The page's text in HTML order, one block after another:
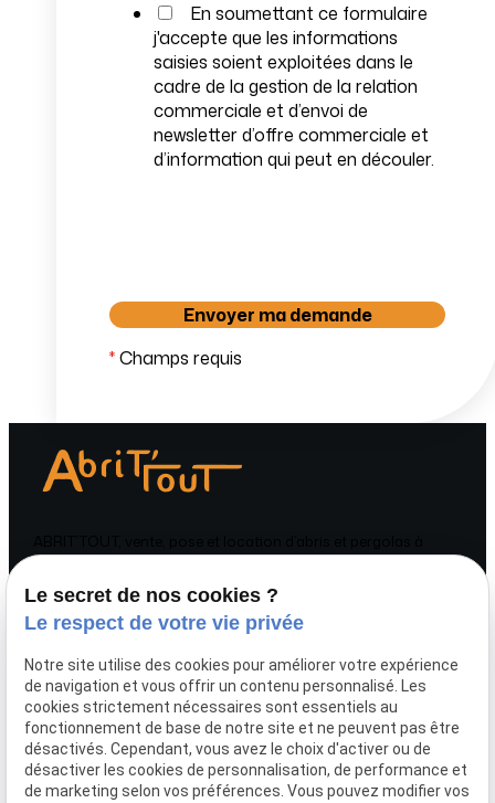
En soumettant ce formulaire
j'accepte que les informations
saisies soient exploitées dans le
cadre de la gestion de la relation
commerciale et d’envoi de
newsletter d’offre commerciale et
d’information qui peut en découler.
*Champs requis
Sartilly-Baie-Bocage et en Normandie.
Téléphone
02 78 77 15 26
Adresse
ZI La Plurière
61800 TINCHEBRAY
BOCAGE
Horaires
Lundi - Vendredi
10:00 - 12:00
Le secret de nos cookies ?
Le respect de votre vie privée
Notre site utilise des cookies pour améliorer votre expérience
de navigation et vous offrir un contenu personnalisé. Les
cookies strictement nécessaires sont essentiels au
fonctionnement de base de notre site et ne peuvent pas être
désactivés. Cependant, vous avez le choix d'activer ou de
désactiver les cookies de personnalisation, de performance et
de marketing selon vos préférences. Vous pouvez modifier vos